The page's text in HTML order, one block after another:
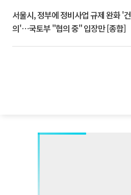
서울시, 정부에 정비사업 규제 완화 '건
의'⋯국토부 "협의 중" 입장만 [종합]